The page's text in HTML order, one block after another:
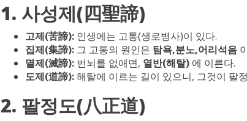
1. 사성제(四聖諦)
고제(苦諦): 인생에는 고통(생로병사)이 있다.
집제(集諦): 그 고통의 원인은 탐욕,분노,어리석음
멸제(滅諦): 번뇌를 없애면, 열반(해탈) 에 이른다.
도제(道諦):해탈에 이르는 길이 있으니, 그것이 팔
2. 팔정도(八正道)